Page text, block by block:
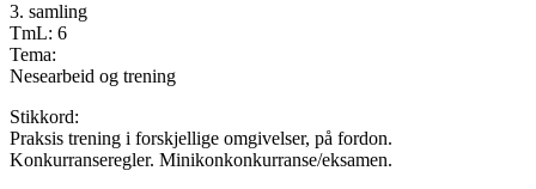
3. samling
TmL: 6
Tema:
Nesearbeid og trening
Stikkord:
Praksis trening i forskjellige omgivelser, på fordon.
Konkurranseregler. Minikonkonkurranse/eksamen.